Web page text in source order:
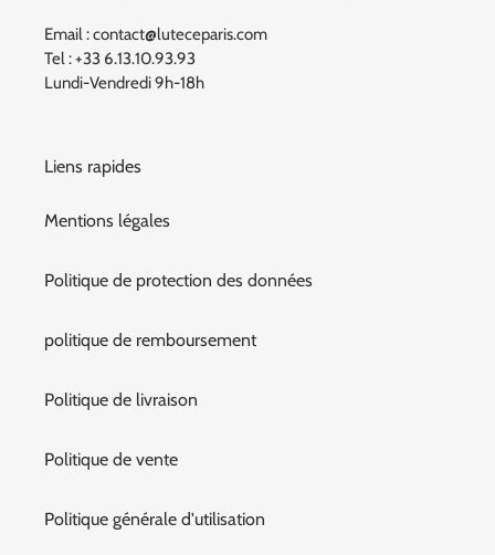
Email : contact@luteceparis.com
Tel : +33 6.13.10.93.93
Lundi-Vendredi 9h-18h
Liens rapides
Mentions légales
Politique de protection des données
politique de remboursement
Politique de livraison
Politique de vente
Politique générale d'utilisation